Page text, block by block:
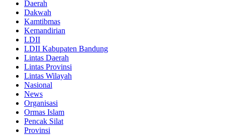
Daerah
Dakwah
Kamtibmas
Kemandirian
LDII
LDII Kabupaten Bandung
Lintas Daerah
Lintas Provinsi
Lintas Wilayah
Nasional
News
Organisasi
Ormas Islam
Pencak Silat
Provinsi